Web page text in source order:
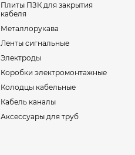
Плиты ПЗК для закрытия
кабеля
Металлорукава
Ленты сигнальные
Электроды
Коробки электромонтажные
Колодцы кабельные
Кабель каналы
Аксессуары для труб